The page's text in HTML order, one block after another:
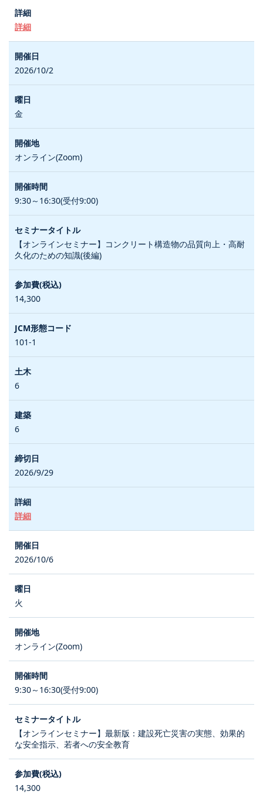
詳細
2026/10/2
金
オンライン(Zoom)
9:30～16:30(受付9:00)
【オンラインセミナー】コンクリート構造物の品質向上・高耐
久化のための知識(後編)
14,300
101-1
6
6
2026/9/29
詳細
2026/10/6
火
オンライン(Zoom)
9:30～16:30(受付9:00)
【オンラインセミナー】最新版：建設死亡災害の実態、効果的
な安全指示、若者への安全教育
14,300